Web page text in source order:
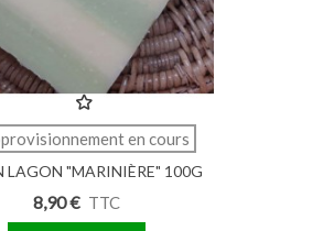
en cours
LAGON "MARINIÈRE" 100G
8,90 € TTC